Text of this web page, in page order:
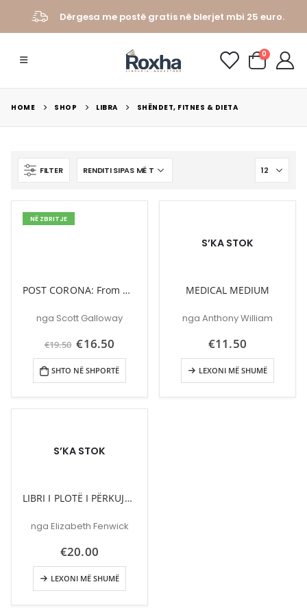
Dërgesa me postë gratis në blerjet mbi 25 euro.
0
HOME SHOP LIBRA SHËNDET, FITNES & DIETA
FILTER
NË ZBRITJE
POST CORONA: From Crisis to Opportunity
nga Scott Galloway
€19.50 Çmimi
qe:
€19.50.
€16.50Çmimi
tanishëm
është:
€16.50.
SHTO NË SHPORTË
S’KA STOK
MEDICAL MEDIUM
nga Anthony William
€11.50
LEXONI MË SHUMË
S’KA STOK
LIBRI I PLOTË I PËRKUJDESIT PËR NËNËN DHE FËMIJËN
nga Elizabeth Fenwick
€20.00
LEXONI MË SHUMË